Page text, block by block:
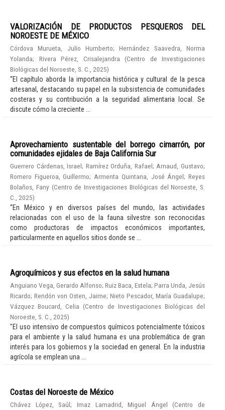
VALORIZACIÓN DE PRODUCTOS PESQUEROS DEL
NOROESTE DE MÉXICO
Córdova Murueta, Julio Humberto;Hernández Saavedra, Norma
Yolanda; Rivera Pérez, Crisalejandra (Centro de Investigaciones
Biológicas del Noroeste, S. C.
2025)
“El capítulo aborda la importancia histórica y cultural de la pesca
artesanal, destacando su papel en la subsistencia de comunidades
costeras y su contribución a la seguridad alimentaria local. Se
discute cómo la creciente ...
Aprovechamiento sustentable del borrego cimarrón, por
comunidades ejidales de Baja California Sur
Guerrero Cárdenas, Israel; Ramírez Orduña, Rafael; Arnaud, Gustavo;
Romero Figueroa, Guillermo; Armenta Quintana, José Ángel;Reyes
Bolaños, Fany (Centro de Investigaciones Biológicas del Noroeste, S.
C.
2025)
“En México y en diversos países del mundo, las actividades
relacionadas con el uso de la fauna silvestre son reconocidas
como productoras de impactos económicos importantes,
particularmente en aquellos sitios donde se ...
Agroquímicos y sus efectos en la salud humana
Anguiano Vega, Gerardo Alfonso; Ruiz Baca, Estela; Parra Unda, Jesús
Ricardo; Rendón von Osten, Jaime; Nieto Pescador, María Guadalupe;
Vázquez Boucard, Celia (Centro de Investigaciones Biológicas del
Noroeste, S. C.
2025)
"El uso intensivo de compuestos químicos potencialmente tóxicos
para el ambiente y la salud humana es una problemática de gran
interés para los gobiernos y la sociedad en general. En la industria
agrícola se emplean una ...
Costas del Noroeste de México
Chávez López, Saúl; Imaz Lamadrid, Miguel Ángel (Centro de